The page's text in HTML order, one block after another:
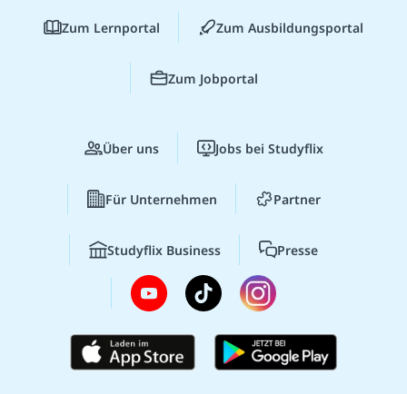
Zum Lernportal Zum Ausbildungsportal
Zum Jobportal
Über uns Jobs bei Studyflix
Für Unternehmen Partner
Studyflix Business Presse